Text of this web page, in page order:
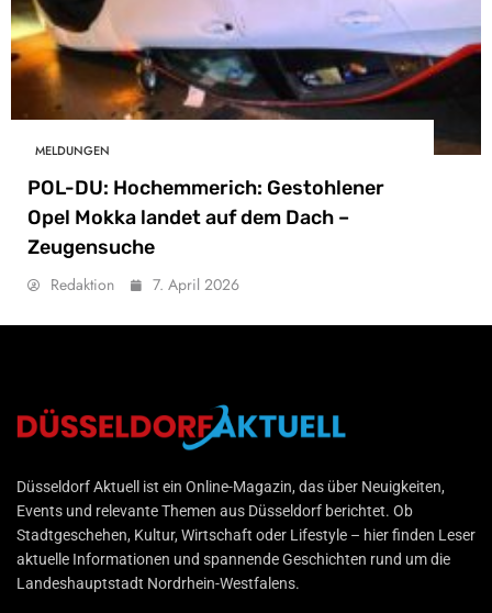
MELDUNGEN
POL-DU: Hochemmerich: Gestohlener
Opel Mokka landet auf dem Dach –
Zeugensuche
Redaktion 7. April 2026
Düsseldorf Aktuell
Düsseldorf Aktuell ist ein Online-Magazin, das über Neuigkeiten,
Events und relevante Themen aus Düsseldorf berichtet. Ob
Stadtgeschehen, Kultur, Wirtschaft oder Lifestyle – hier finden Leser
aktuelle Informationen und spannende Geschichten rund um die
Landeshauptstadt Nordrhein-Westfalens.